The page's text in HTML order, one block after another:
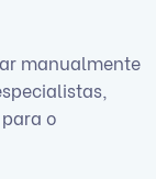
manualmente
o